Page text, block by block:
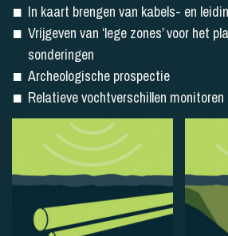
In kaart brengen van kabels- en
Vrijgeven van ‘lege zones’ voor het
sonderingen
Archeologische prospectie
Relatieve vochtverschillen monitoren